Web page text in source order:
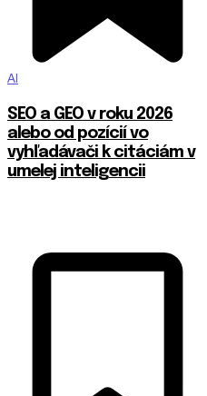
AI
SEO a GEO v roku 2026
alebo od pozícií vo
vyhľadávači k citáciám v
umelej inteligencii